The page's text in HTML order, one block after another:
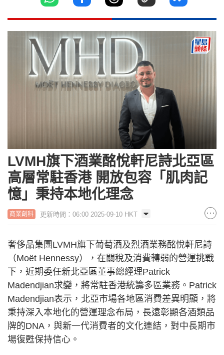
LVMH旗下酒業酩悅軒尼詩北亞區
高層常駐香港 開放包容「肌肉記
憶」秉持本地化理念
商業創科 更新時間：06:00 2025-09-10 HKT
奢侈品集團LVMH旗下葡萄酒及烈酒業務酩悅軒尼詩
（Moët Hennessy），在關稅及消費轉弱的營運挑戰
下，近期委任新北亞區董事總經理Patrick
Madendjian求變，將常駐香港統籌多區業務。Patrick
Madendjian表示，北亞市場各地區消費差異明顯，將
秉持深入本地化的營運理念布局，長遠彰顯各酒類品
牌的DNA，與新一代消費者的文化連結，對中長期市
場復甦保持信心。